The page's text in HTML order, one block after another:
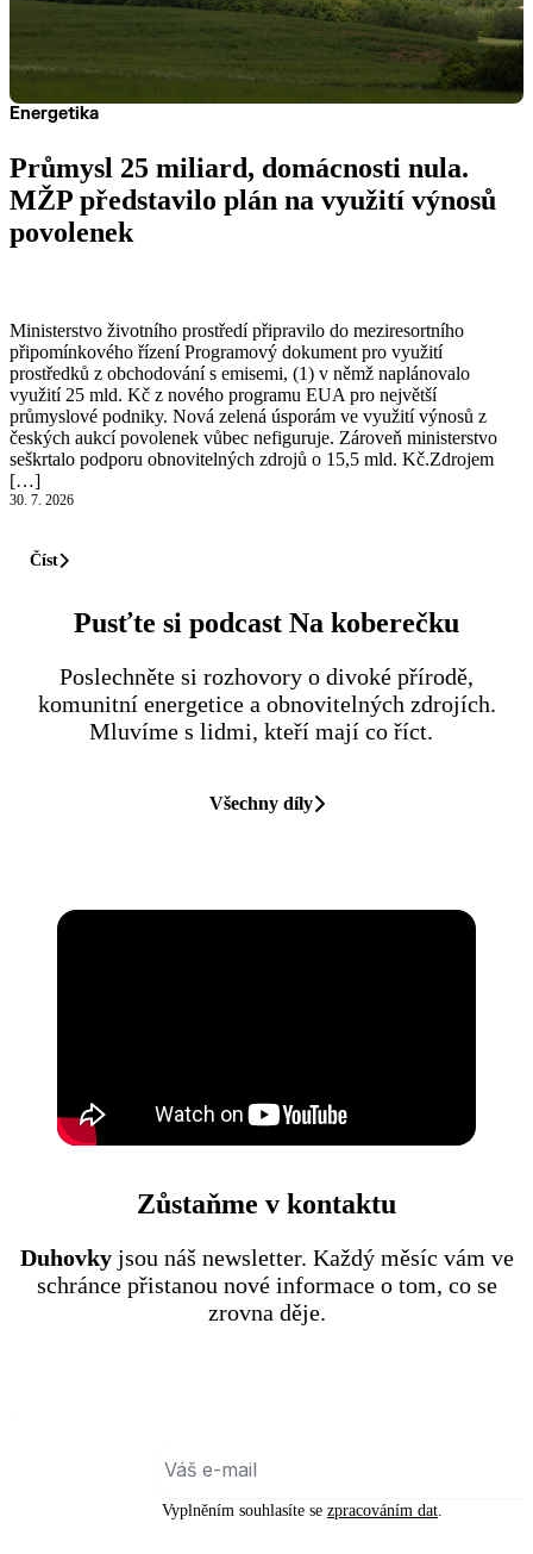
Energetika
Průmysl 25 miliard, domácnosti nula.
MŽP představilo plán na využití výnosů
povolenek
Ministerstvo životního prostředí připravilo do meziresortního
připomínkového řízení Programový dokument pro využití
prostředků z obchodování s emisemi, (1) v němž naplánovalo
využití 25 mld. Kč z nového programu EUA pro největší
průmyslové podniky. Nová zelená úsporám ve využití výnosů z
českých aukcí povolenek vůbec nefiguruje. Zároveň ministerstvo
seškrtalo podporu obnovitelných zdrojů o 15,5 mld. Kč.Zdrojem
[…]
30. 7. 2026
Číst
Pusťte si podcast Na koberečku
Poslechněte si rozhovory o divoké přírodě,
komunitní energetice a obnovitelných zdrojích.
Mluvíme s lidmi, kteří mají co říct.
Všechny díly
Zůstaňme v kontaktu
Duhovkyjsou náš newsletter. Každý měsíc vám ve
schránce přistanou nové informace o tom, co se
zrovna děje.
mail(Povinné)
Vyplněním souhlasíte se zpracováním dat